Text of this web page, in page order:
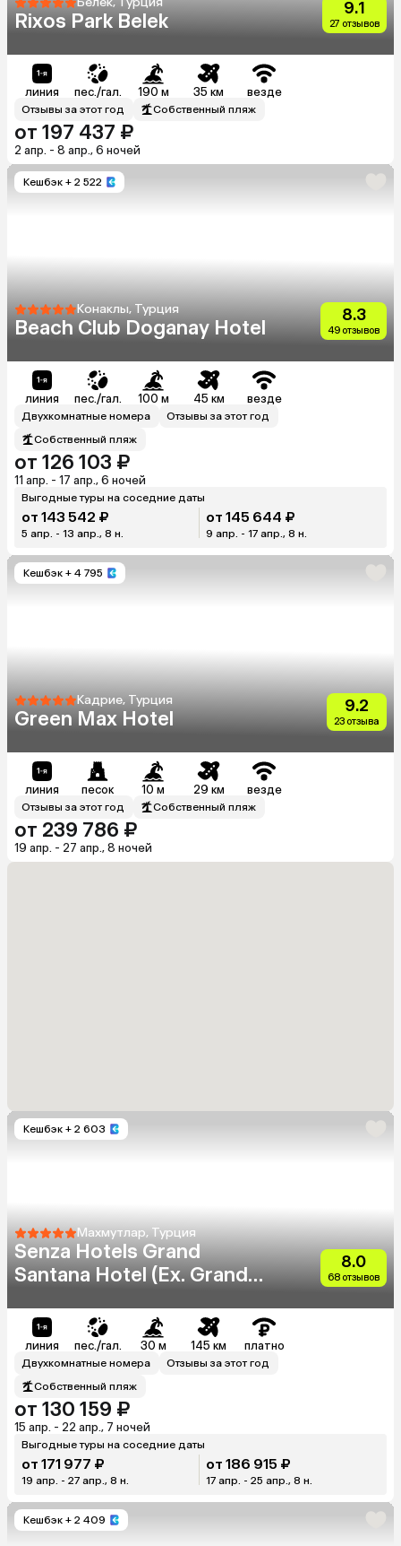
Rixos Park Belek
9.1
27 отзывов
линия пес./гал. 190 м 35 км везде
Отзывы за этот год Собственный пляж
от 197 437 ₽
2 апр. - 8 апр., 6 ночей
Кешбэк + 2 522
Конаклы, Турция
Beach Club Doganay Hotel
8.3
49 отзывов
линия пес./гал. 100 м 45 км везде
Двухкомнатные номера
Отзывы за этот год
Собственный пляж
от 126 103 ₽
11 апр. - 17 апр., 6 ночей
Выгодные туры на соседние даты
от 143 542 ₽
5 апр. - 13 апр., 8 н.
от 145 644 ₽
9 апр. - 17 апр., 8 н.
Кешбэк + 4 795
Кадрие, Турция
Green Max Hotel
9.2
23 отзыва
линия песок 10 м 29 км везде
Отзывы за этот год Собственный пляж
от 239 786 ₽
19 апр. - 27 апр., 8 ночей
Кешбэк + 2 603
Махмутлар, Турция
Senza Hotels Grand
Santana Hotel (Ex. Grand
8.0
68 отзывов
линия пес./гал. 30 м 145 км платно
Двухкомнатные номера
Отзывы за этот год
Собственный пляж
от 130 159 ₽
15 апр. - 22 апр., 7 ночей
Выгодные туры на соседние даты
от 171 977 ₽
19 апр. - 27 апр., 8 н.
от 186 915 ₽
17 апр. - 25 апр., 8 н.
Кешбэк + 2 409